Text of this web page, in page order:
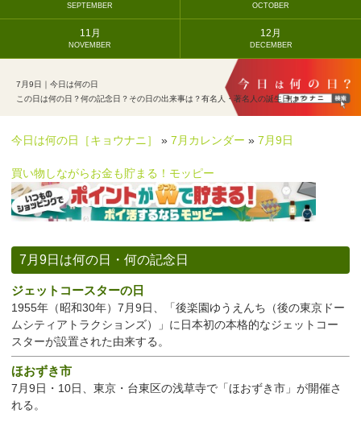
SEPTEMBER OCTOBER
11月
NOVEMBER
12月
DECEMBER
7月9日｜今日は何の日
この日は何の日？何の記念日？その日の出来事は？有名人・著名人の誕生日は？
今日は何の日［キョウナニ］ »7月カレンダー »7月9日
買い物しながらお金も貯まる！モッピー
7月9日は何の日・何の記念日
ジェットコースターの日
1955年（昭和30年）7月9日、「後楽園ゆうえんち（後の東京ドー
ムシティアトラクションズ）」に日本初の本格的なジェットコー
スターが設置された由来する。
ほおずき市
7月9日・10日、東京・台東区の浅草寺で「ほおずき市」が開催さ
れる。